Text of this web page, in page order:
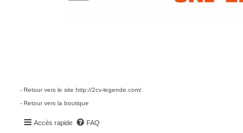
- Retour vers le site http://2cv-legende.com/
- Retour vers la boutique
Accès rapide FAQ